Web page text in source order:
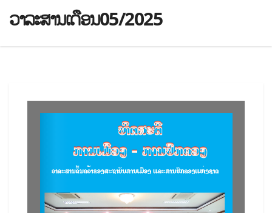
ວາລະສານເດືອນ05/2025